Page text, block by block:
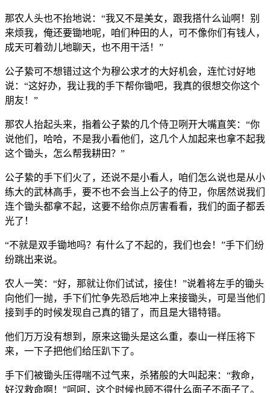
那农人头也不抬地说：“我又不是美女，跟我搭什么讪啊！别
来烦我，俺还要锄地呢，咱们种田的人，可不像你们有钱人，
成天可着劲儿地聊天，也不用干活！”
公子絷可不想错过这个为穆公求才的大好机会，连忙讨好地
说：“这好办，我让我的手下帮你锄吧，我真的很想交你这个
朋友！”
那农人抬起头来，指着公子絷的几个侍卫咧开大嘴直笑：“你
说他们，哈哈，不是我小看他们，这几个人加起来也拿不起我
这个锄头，怎么帮我耕田？”
公子絷的手下们火了，还说不是小看人，咱们怎么说也是从小
练大的武林高手，要不也不会当上公子的侍卫，你居然说我们
连个锄头都拿不起，这要不给你点厉害看看，我们的面子都丢
光了！
“不就是双手锄地吗？有什么了不起的，我们也会！”手下们纷
纷跳出来说。
农人一笑：“好，那就让你们试试，接住！”说着将左手的锄头
向他们一抛，手下们忙争先恐后地冲上来接锄头，可是当他们
接到手的时候发现自己真的错了，而且是大错特错。
他们万万没有想到，原来这锄头是这么重，泰山一样压将下
来，一下子把他们给压趴下了。
手下们被锄头压得喘不过气来，杀猪般的大叫起来：“救命，
好汉救命啊！”呵呵，这个时候也顾不得什么面子不面子了。